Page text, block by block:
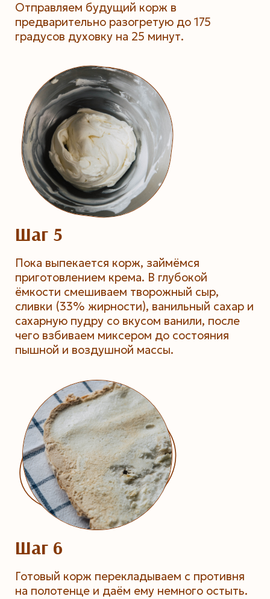
Отправляем будущий корж в
предварительно разогретую до 175
градусов духовку на 25 минут.
Шаг 5
Пока выпекается корж, займёмся
приготовлением крема. В глубокой
ёмкости смешиваем творожный сыр,
сливки (33% жирности), ванильный сахар и
сахарную пудру со вкусом ванили, после
чего взбиваем миксером до состояния
пышной и воздушной массы.
Шаг 6
Готовый корж перекладываем с противня
на полотенце и даём ему немного остыть.